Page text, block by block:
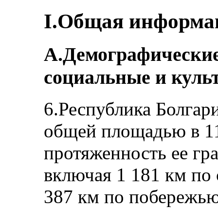
I.Общая
социальные и
6.Республика
общей площадью в
протяженность ее
включая 1 181 км
387 км по